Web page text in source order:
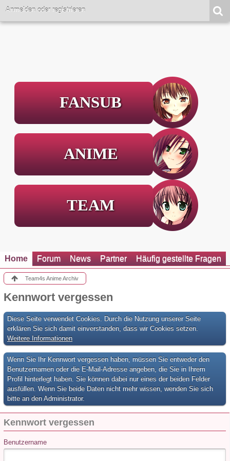
Anmelden oder registrieren
FANSUB
ANIME
TEAM
Home Forum News Partner Häufig gestellte Fragen
Team4s Anime Archiv
Kennwort vergessen
Diese Seite verwendet Cookies. Durch die Nutzung unserer Seite
erklären Sie sich damit einverstanden, dass wir Cookies setzen.
Weitere Informationen
Wenn Sie Ihr Kennwort vergessen haben, müssen Sie entweder den
Benutzernamen oder die E-Mail-Adresse angeben, die Sie in Ihrem
Profil hinterlegt haben. Sie können dabei nur eines der beiden Felder
ausfüllen. Wenn Sie beide Daten nicht mehr wissen, wenden Sie sich
bitte an den Administrator.
Kennwort vergessen
Benutzername